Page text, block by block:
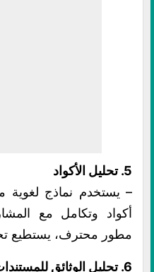
5. تحليل الأكواد
– يستخدم نماذج لغوية
أكواد وتكامل مع
مطور محترف، يستطيع
6. تحليل الوثائق للمستندات والمعلومات